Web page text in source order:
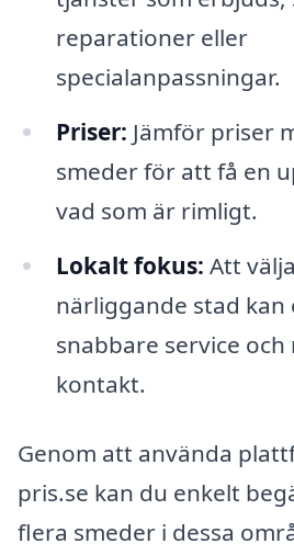
reparationer eller
specialanpassningar.
Priser: Jämför priser
smeder för att få en
vad som är rimligt.
Lokalt fokus: Att
närliggande stad kan
snabbare service
kontakt.
Genom att använda
pris.se kan du enkelt
flera smeder i dessa